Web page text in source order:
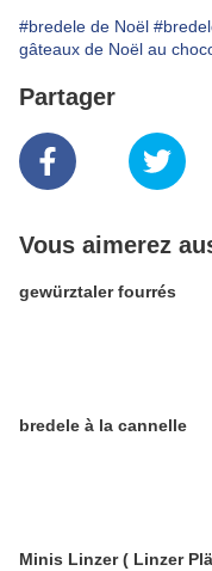
#bredele de Noël
gâteaux de Noël au
Partager
Vous aimerez
gewürztaler fourrés
bredele à la cannelle
Minis Linzer ( Linzer